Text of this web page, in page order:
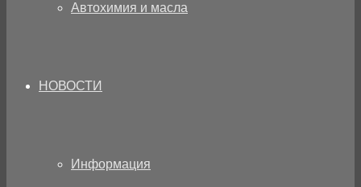
Автохимия и масла
НОВОСТИ
Информация